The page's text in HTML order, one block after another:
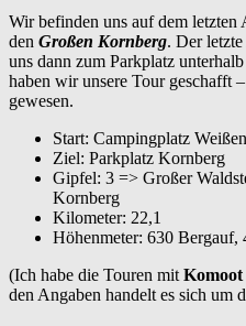
Wir befinden uns auf dem
den Großen Kornberg. Der
uns dann zum Parkplatz
haben wir unsere Tour geschafft
gewesen.
Start: Campingplatz
Ziel: Parkplatz Kornberg
Gipfel: 3 => Großer
Kornberg
Kilometer: 22,1
Höhenmeter: 630 Bergauf,
(Ich habe die Touren mit Komoot
den Angaben handelt es sich um